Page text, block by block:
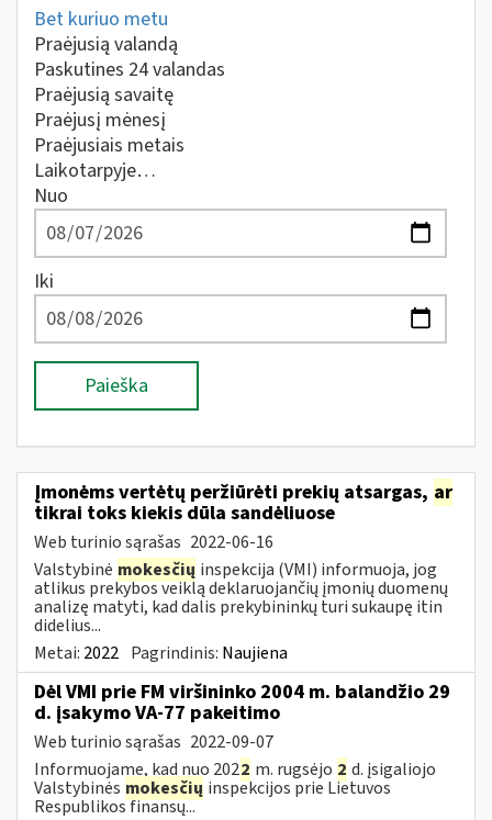
Bet kuriuo metu
Praėjusią valandą
Paskutines 24 valandas
Praėjusią savaitę
Praėjusį mėnesį
Praėjusiais metais
Laikotarpyje…
Nuo
Iki
Paieška
Įmonėms vertėtų peržiūrėti prekių atsargas, ar
tikrai toks kiekis dūla sandėliuose
Web turinio sąrašas 2022-06-16
Valstybinė mokesčių inspekcija (VMI) informuoja, jog
atlikus prekybos veiklą deklaruojančių įmonių duomenų
analizę matyti, kad dalis prekybininkų turi sukaupę itin
didelius...
Metai: 2022 Pagrindinis: Naujiena
Dėl VMI prie FM viršininko 2004 m. balandžio 29
d. įsakymo VA-77 pakeitimo
Web turinio sąrašas 2022-09-07
Informuojame, kad nuo 2022 m. rugsėjo 2 d. įsigaliojo
Valstybinės mokesčių inspekcijos prie Lietuvos
Respublikos finansų...